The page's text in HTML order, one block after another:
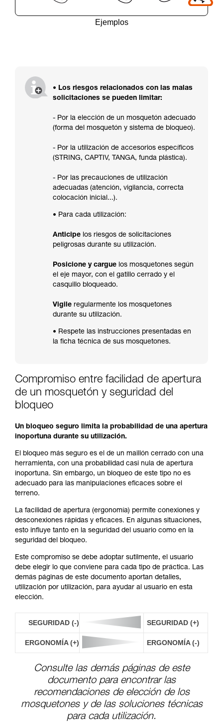
Ejemplos
• Los riesgos relacionados con las malas
solicitaciones se pueden limitar:
- Por la elección de un mosquetón adecuado
(forma del mosquetón y sistema de bloqueo).
- Por la utilización de accesorios específicos
(STRING, CAPTIV, TANGA, funda plástica).
- Por las precauciones de utilización
adecuadas (atención, vigilancia, correcta
colocación inicial...).
• Para cada utilización:
Anticipe los riesgos de solicitaciones
peligrosas durante su utilización.
Posicione y cargue los mosquetones según
el eje mayor, con el gatillo cerrado y el
casquillo bloqueado.
Vigile regularmente los mosquetones
durante su utilización.
• Respete las instrucciones presentadas en
la ficha técnica de sus mosquetones.
Compromiso entre facilidad de apertura
de un mosquetón y seguridad del
bloqueo
Un bloqueo seguro limita la probabilidad de una apertura
inoportuna durante su utilización.
El bloqueo más seguro es el de un maillón cerrado con una
herramienta, con una probabilidad casi nula de apertura
inoportuna. Sin embargo, un bloqueo de este tipo no es
adecuado para las manipulaciones eficaces sobre el
terreno.
La facilidad de apertura (ergonomía) permite conexiones y
desconexiones rápidas y eficaces. En algunas situaciones,
esto influye tanto en la seguridad del usuario como en la
seguridad del bloqueo.
Este compromiso se debe adoptar sutilmente, el usuario
debe elegir lo que conviene para cada tipo de práctica. Las
demás páginas de este documento aportan detalles,
utilización por utilización, para ayudar al usuario en esta
elección.
SEGURIDAD (-) SEGURIDAD (+)
ERGONOMÍA (+) ERGONOMÍA (-)
Consulte las demás páginas de este
documento para encontrar las
recomendaciones de elección de los
mosquetones y de las soluciones técnicas
para cada utilización.